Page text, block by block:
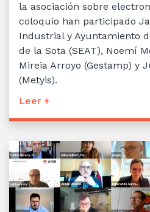
la asociación sobre
coloquio han participado
Industrial y Ayuntamiento
de la Sota (SEAT), Noemí
Mireia Arroyo (Gestamp) y
(Metyis).
Leer +